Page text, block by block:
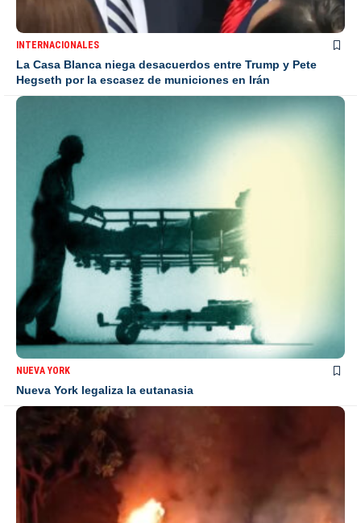
INTERNACIONALES
La Casa Blanca niega desacuerdos entre Trump y Pete
Hegseth por la escasez de municiones en Irán
NUEVA YORK
Nueva York legaliza la eutanasia